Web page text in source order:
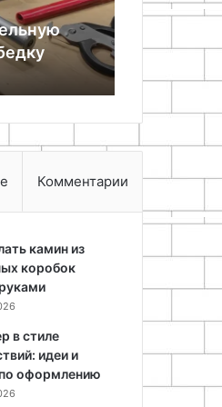
Поделки
Комментарии
камин из
коробок
в стиле
идеи и
оформлению